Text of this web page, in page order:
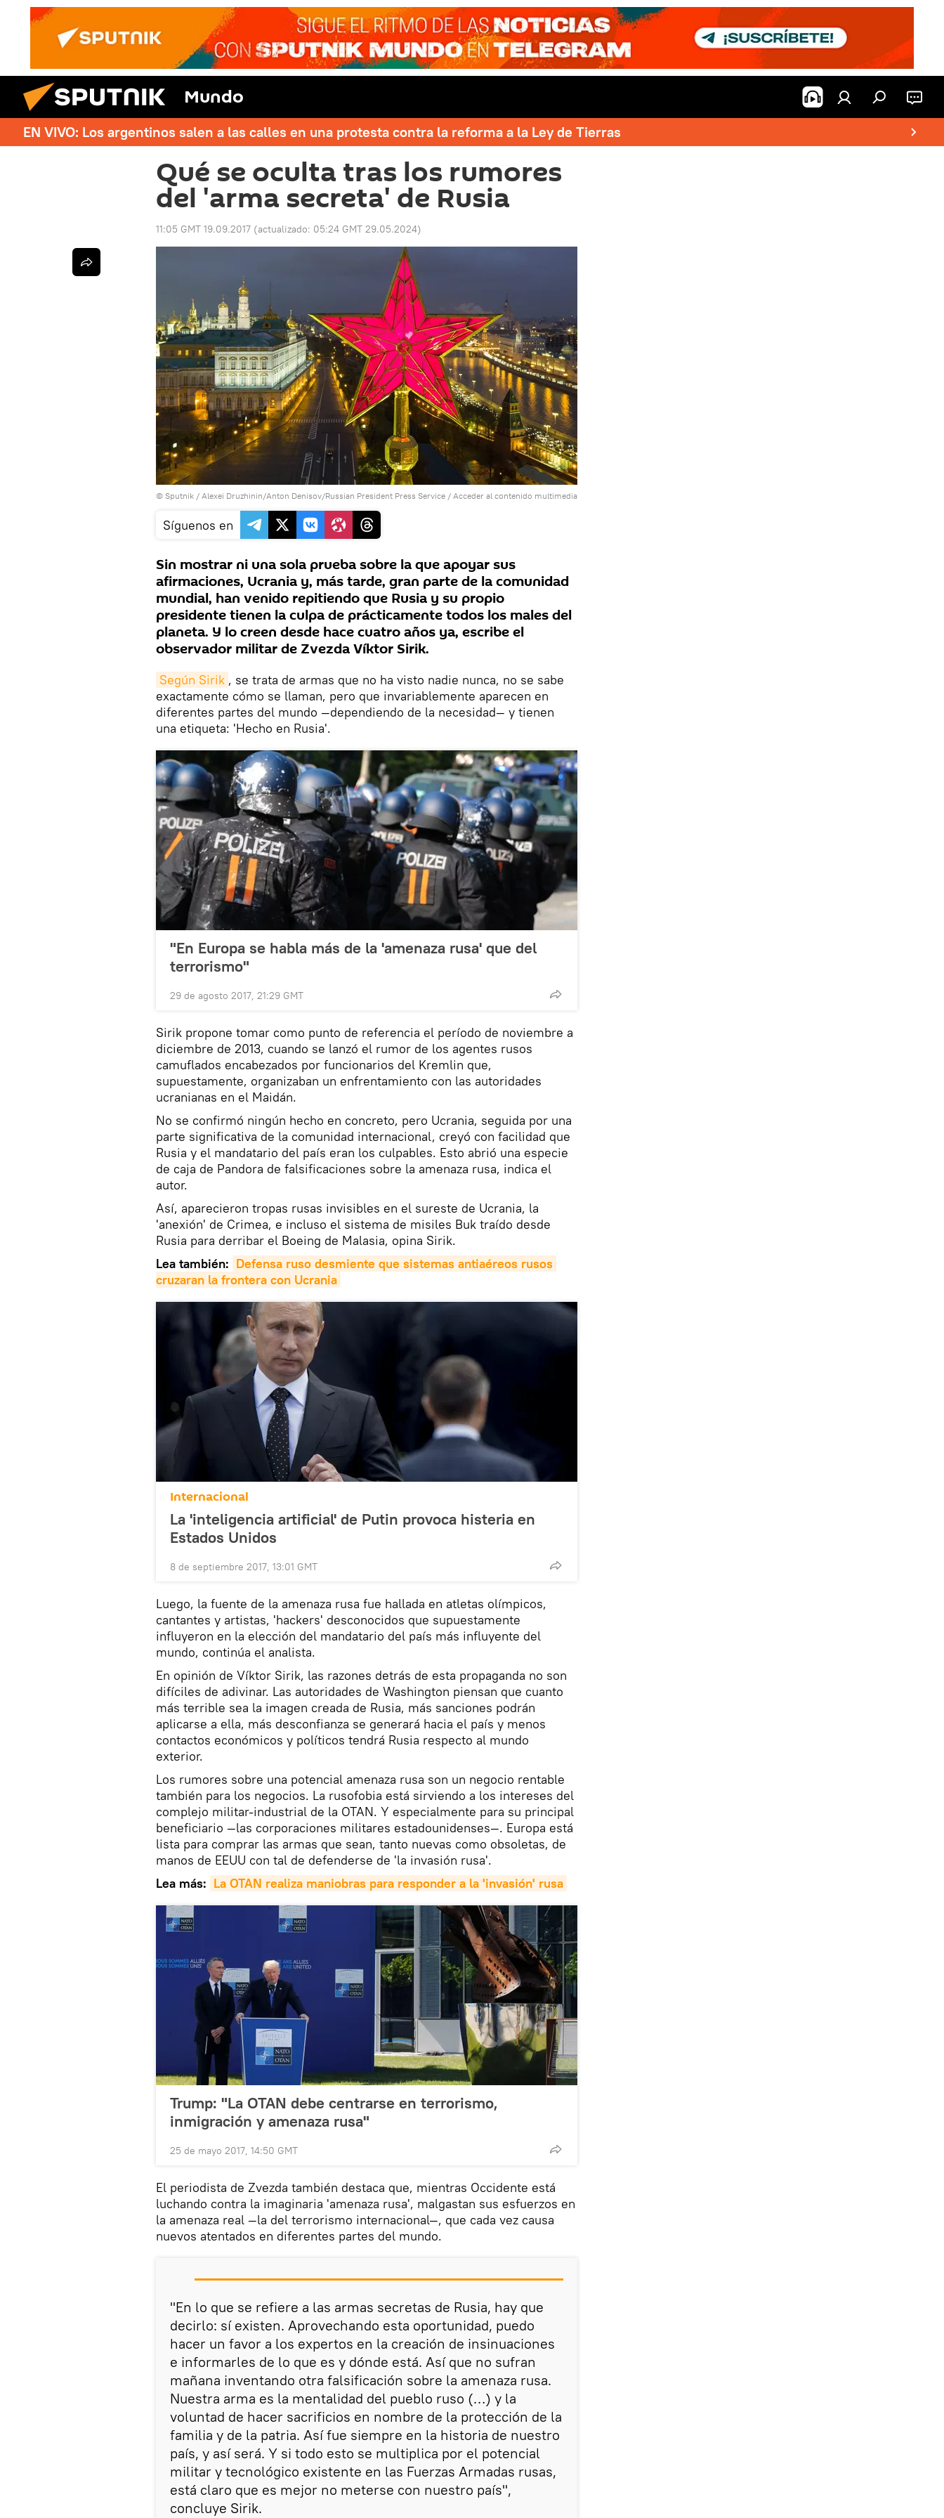
Mundo
EN VIVO: Los argentinos salen a las calles en una protesta contra la reforma a la Ley de Tierras
Qué se oculta tras los rumores
del 'arma secreta' de Rusia
11:05 GMT 19.09.2017 (actualizado: 05:24 GMT 29.05.2024)
© Sputnik / Alexei Druzhinin/Anton Denisov/Russian President Press Service / Acceder al contenido multimedia
Síguenos en
Sin mostrar ni una sola prueba sobre la que apoyar sus
afirmaciones, Ucrania y, más tarde, gran parte de la comunidad
mundial, han venido repitiendo que Rusia y su propio
presidente tienen la culpa de prácticamente todos los males del
planeta. Y lo creen desde hace cuatro años ya, escribe el
observador militar de Zvezda Víktor Sirik.
Según Sirik , se trata de armas que no ha visto nadie nunca, no se sabe
exactamente cómo se llaman, pero que invariablemente aparecen en
diferentes partes del mundo —dependiendo de la necesidad— y tienen
una etiqueta: 'Hecho en Rusia'.
"En Europa se habla más de la 'amenaza rusa' que del
terrorismo"
29 de agosto 2017, 21:29 GMT
Sirik propone tomar como punto de referencia el período de noviembre a
diciembre de 2013, cuando se lanzó el rumor de los agentes rusos
camuflados encabezados por funcionarios del Kremlin que,
supuestamente, organizaban un enfrentamiento con las autoridades
ucranianas en el Maidán.
No se confirmó ningún hecho en concreto, pero Ucrania, seguida por una
parte significativa de la comunidad internacional, creyó con facilidad que
Rusia y el mandatario del país eran los culpables. Esto abrió una especie
de caja de Pandora de falsificaciones sobre la amenaza rusa, indica el
autor.
Así, aparecieron tropas rusas invisibles en el sureste de Ucrania, la
'anexión' de Crimea, e incluso el sistema de misiles Buk traído desde
Rusia para derribar el Boeing de Malasia, opina Sirik.
Lea también: Defensa ruso desmiente que sistemas antiaéreos rusos
cruzaran la frontera con Ucrania
Internacional
La 'inteligencia artificial' de Putin provoca histeria en
Estados Unidos
8 de septiembre 2017, 13:01 GMT
Luego, la fuente de la amenaza rusa fue hallada en atletas olímpicos,
cantantes y artistas, 'hackers' desconocidos que supuestamente
influyeron en la elección del mandatario del país más influyente del
mundo, continúa el analista.
En opinión de Víktor Sirik, las razones detrás de esta propaganda no son
difíciles de adivinar. Las autoridades de Washington piensan que cuanto
más terrible sea la imagen creada de Rusia, más sanciones podrán
aplicarse a ella, más desconfianza se generará hacia el país y menos
contactos económicos y políticos tendrá Rusia respecto al mundo
exterior.
Los rumores sobre una potencial amenaza rusa son un negocio rentable
también para los negocios. La rusofobia está sirviendo a los intereses del
complejo militar-industrial de la OTAN. Y especialmente para su principal
beneficiario —las corporaciones militares estadounidenses—. Europa está
lista para comprar las armas que sean, tanto nuevas como obsoletas, de
manos de EEUU con tal de defenderse de 'la invasión rusa'.
Lea más: La OTAN realiza maniobras para responder a la 'invasión' rusa
Trump: "La OTAN debe centrarse en terrorismo,
inmigración y amenaza rusa"
25 de mayo 2017, 14:50 GMT
El periodista de Zvezda también destaca que, mientras Occidente está
luchando contra la imaginaria 'amenaza rusa', malgastan sus esfuerzos en
la amenaza real —la del terrorismo internacional—, que cada vez causa
nuevos atentados en diferentes partes del mundo.
"En lo que se refiere a las armas secretas de Rusia, hay que
decirlo: sí existen. Aprovechando esta oportunidad, puedo
hacer un favor a los expertos en la creación de insinuaciones
e informarles de lo que es y dónde está. Así que no sufran
mañana inventando otra falsificación sobre la amenaza rusa.
Nuestra arma es la mentalidad del pueblo ruso (…) y la
voluntad de hacer sacrificios en nombre de la protección de la
familia y de la patria. Así fue siempre en la historia de nuestro
país, y así será. Y si todo esto se multiplica por el potencial
militar y tecnológico existente en las Fuerzas Armadas rusas,
está claro que es mejor no meterse con nuestro país",
concluye Sirik.